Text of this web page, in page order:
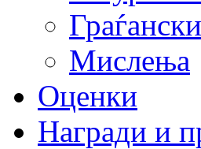
Мислења
Оценки
Награди и